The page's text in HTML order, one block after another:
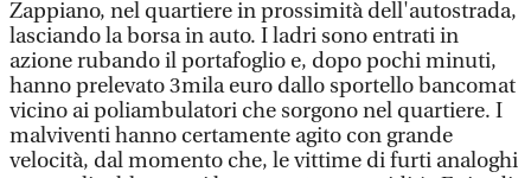
Zappiano, nel quartiere in prossimità dell'autostrada,
lasciando la borsa in auto. I ladri sono entrati in
azione rubando il portafoglio e, dopo pochi minuti,
hanno prelevato 3mila euro dallo sportello bancomat
vicino ai poliambulatori che sorgono nel quartiere. I
malviventi hanno certamente agito con grande
velocità, dal momento che, le vittime di furti analoghi